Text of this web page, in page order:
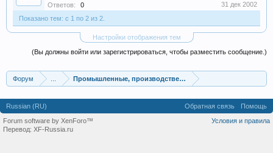
Ответов:
0
31 дек 2002
Показано тем: с 1 по 2 из 2.
Настройки отображения тем
(Вы должны войти или зарегистрироваться, чтобы разместить сообщение.)
Форум Промышленные, производственные и перерабатывающие
Russian (RU) Обратная связь
Помощь
Условия и правила
Forum software by XenForo™
Перевод: XF-Russia.ru